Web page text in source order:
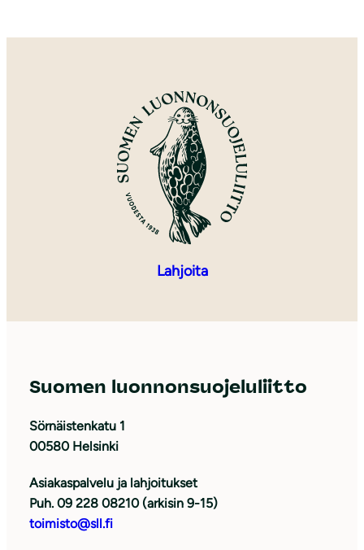
Lahjoita
Suomen luonnonsuojeluliitto
Sörnäistenkatu 1
00580 Helsinki
Asiakaspalvelu ja lahjoitukset
Puh. 09 228 08210 (arkisin 9-15)
toimisto@sll.fi